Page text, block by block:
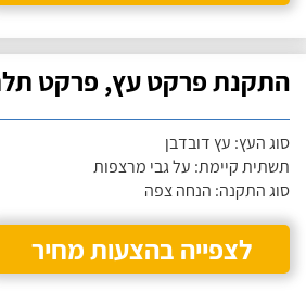
התקנת פרקט עץ, פרקט
סוג העץ: עץ דובדבן
תשתית קיימת: על גבי מרצפות
סוג התקנה: הנחה צפה
לצפייה בהצעות מחיר